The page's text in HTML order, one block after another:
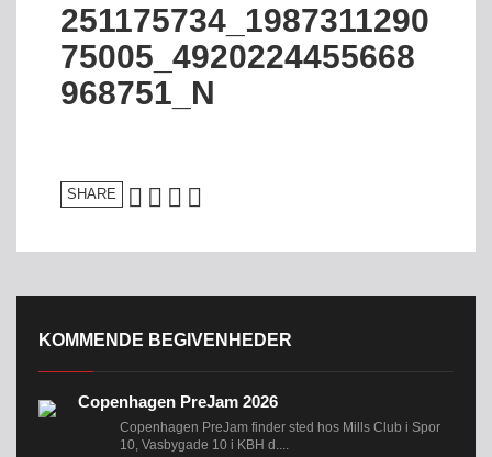
251175734_1987311290
75005_4920224455668
968751_N
SHARE
KOMMENDE BEGIVENHEDER
Copenhagen PreJam 2026
Copenhagen PreJam finder sted hos Mills Club i Spor
10, Vasbygade 10 i KBH d....